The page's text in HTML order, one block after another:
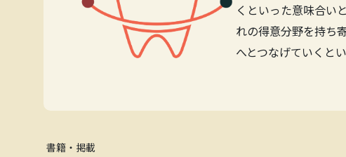
くといった意味合い
れの得意分野を持ち
へとつなげていくと
書籍・掲載